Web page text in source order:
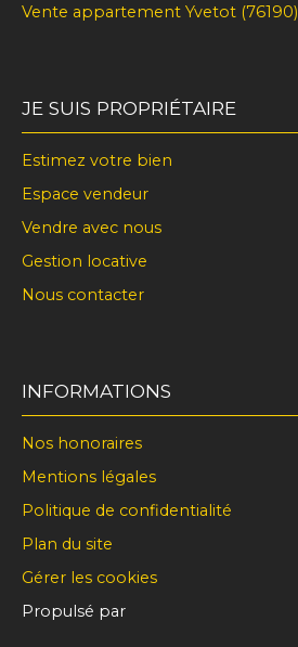
Vente appartement Yvetot (76190)
JE SUIS PROPRIÉTAIRE
Estimez votre bien
Espace vendeur
Vendre avec nous
Gestion locative
Nous contacter
INFORMATIONS
Nos honoraires
Mentions légales
Politique de confidentialité
Plan du site
Gérer les cookies
Propulsé par